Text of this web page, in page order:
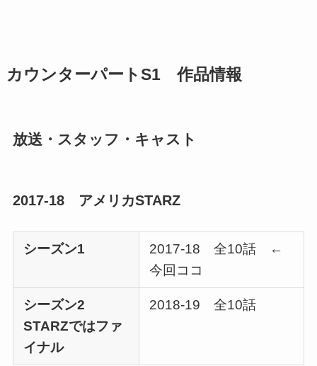
カウンターパートS1 作品情報
放送・スタッフ・キャスト
2017-18 アメリカSTARZ
シーズン1
2017-18 全10話 ←
今回ココ
シーズン2
STARZではファ
イナル
2018-19 全10話